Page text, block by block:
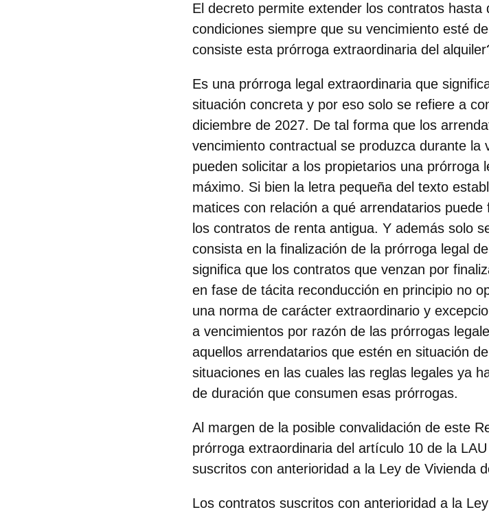
El decreto permite extender los contratos
condiciones siempre que su vencimiento esté
consiste esta prórroga extraordinaria del
Es una prórroga legal extraordinaria que
situación concreta y por eso solo se refiere a
diciembre de 2027. De tal forma que los
vencimiento contractual se produzca durante la
pueden solicitar a los propietarios una prórroga
máximo. Si bien la letra pequeña del texto
matices con relación a qué arrendatarios
los contratos de renta antigua. Y además solo
consista en la finalización de la prórroga legal
significa que los contratos que venzan por
en fase de tácita reconducción en principio no
una norma de carácter extraordinario y
a vencimientos por razón de las prórrogas
aquellos arrendatarios que estén en situación
situaciones en las cuales las reglas legales ya
de duración que consumen esas prórrogas.
Al margen de la posible convalidación de este
prórroga extraordinaria del artículo 10 de la
suscritos con anterioridad a la Ley de Vivienda
Los contratos suscritos con anterioridad a la